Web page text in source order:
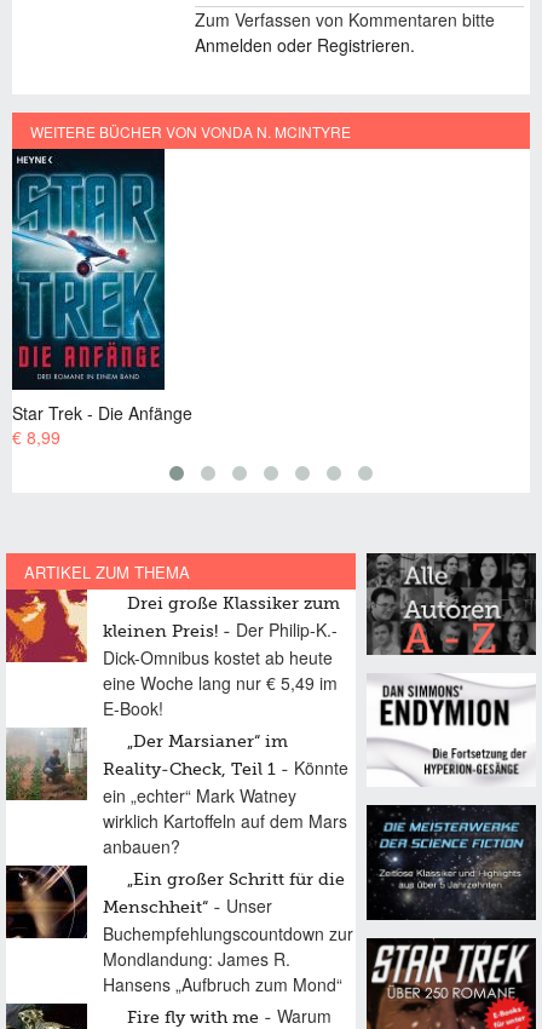
Zum Verfassen von Kommentaren bitte
Anmelden oder Registrieren.
WEITERE BÜCHER VON VONDA N. MCINTYRE
Anfänge
ARTIKEL ZUM THEMA
Drei große Klassiker zum
kleinen Preis!
Der Philip-K.-
Dick-Omnibus kostet ab heute
eine Woche lang nur € 5,49 im
E-Book!
„Der Marsianer“ im
Reality-Check, Teil 1
Könnte
ein „echter“ Mark Watney
wirklich Kartoffeln auf dem Mars
anbauen?
„Ein großer Schritt für die
Menschheit“
Unser
Buchempfehlungscountdown zur
Mondlandung: James R.
Hansens „Aufbruch zum Mond“
Fire fly with me
Warum